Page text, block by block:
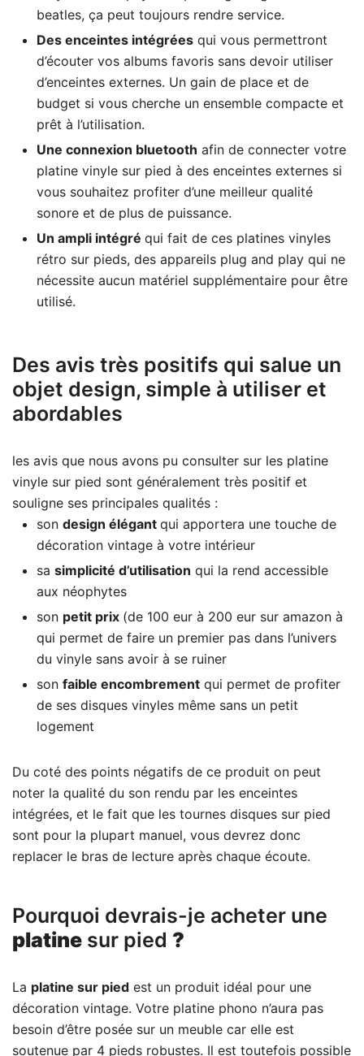
beatles, ça peut toujours rendre service.
Des enceintes intégrées qui vous permettront
d’écouter vos albums favoris sans devoir utiliser
d’enceintes externes. Un gain de place et de
budget si vous cherche un ensemble compacte et
prêt à l’utilisation.
Une connexion bluetooth afin de connecter votre
platine vinyle sur pied à des enceintes externes si
vous souhaitez profiter d’une meilleur qualité
sonore et de plus de puissance.
Un ampli intégré qui fait de ces platines vinyles
rétro sur pieds, des appareils plug and play qui ne
nécessite aucun matériel supplémentaire pour être
utilisé.
Des avis très positifs qui salue un
objet design, simple à utiliser et
abordables
les avis que nous avons pu consulter sur les platine
vinyle sur pied sont généralement très positif et
souligne ses principales qualités :
son design élégant qui apportera une touche de
décoration vintage à votre intérieur
sa simplicité d’utilisation qui la rend accessible
aux néophytes
son petit prix (de 100 eur à 200 eur sur amazon à
qui permet de faire un premier pas dans l’univers
du vinyle sans avoir à se ruiner
son faible encombrement qui permet de profiter
de ses disques vinyles même sans un petit
logement
Du coté des points négatifs de ce produit on peut
noter la qualité du son rendu par les enceintes
intégrées, et le fait que les tournes disques sur pied
sont pour la plupart manuel, vous devrez donc
replacer le bras de lecture après chaque écoute.
Pourquoi devrais-je acheter une
platine sur pied ?
La platine sur pied est un produit idéal pour une
décoration vintage. Votre platine phono n’aura pas
besoin d’être posée sur un meuble car elle est
soutenue par 4 pieds robustes. Il est toutefois possible